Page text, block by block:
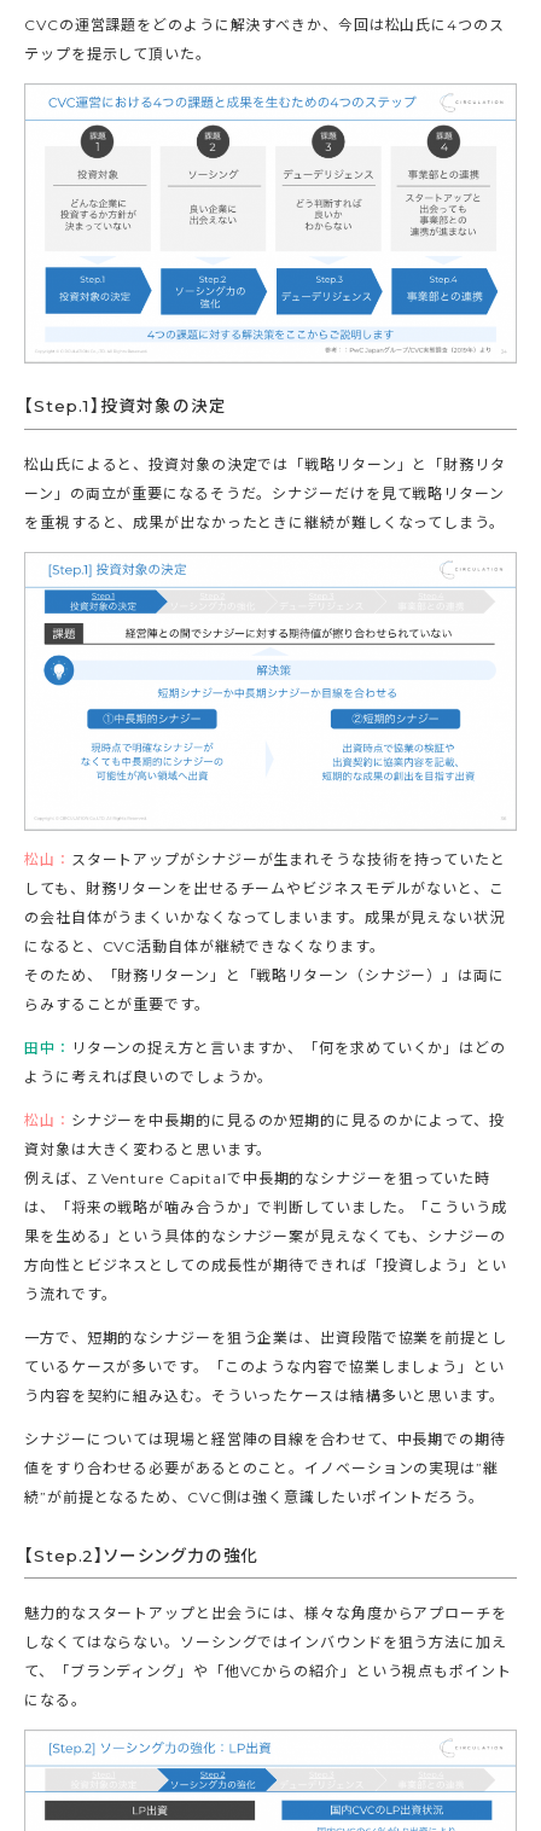
CVCの運営課題をどのように解決すべきか、今回は松山氏に4つのス
テップを提示して頂いた。
【Step.1】投資対象の決定
松山氏によると、投資対象の決定では「戦略リターン」と「財務リタ
ーン」の両立が重要になるそうだ。シナジーだけを見て戦略リターン
を重視すると、成果が出なかったときに継続が難しくなってしまう。
松山： スタートアップがシナジーが生まれそうな技術を持っていたと
しても、財務リターンを出せるチームやビジネスモデルがないと、こ
の会社自体がうまくいかなくなってしまいます。成果が見えない状況
になると、CVC活動自体が継続できなくなります。
そのため、「財務リターン」と「戦略リターン（シナジー）」は両に
らみすることが重要です。
田中： リターンの捉え方と言いますか、「何を求めていくか」はどの
ように考えれば良いのでしょうか。
松山： シナジーを中長期的に見るのか短期的に見るのかによって、投
資対象は大きく変わると思います。
例えば、Z Venture Capitalで中長期的なシナジーを狙っていた時
は、「将来の戦略が噛み合うか」で判断していました。「こういう成
果を生める」という具体的なシナジー案が見えなくても、シナジーの
方向性とビジネスとしての成長性が期待できれば「投資しよう」とい
う流れです。
一方で、短期的なシナジーを狙う企業は、出資段階で協業を前提とし
ているケースが多いです。「このような内容で協業しましょう」とい
う内容を契約に組み込む。そういったケースは結構多いと思います。
シナジーについては現場と経営陣の目線を合わせて、中長期での期待
値をすり合わせる必要があるとのこと。イノベーションの実現は”継
続”が前提となるため、CVC側は強く意識したいポイントだろう。
【Step.2】ソーシング力の強化
魅力的なスタートアップと出会うには、様々な角度からアプローチを
しなくてはならない。ソーシングではインバウンドを狙う方法に加え
て、「ブランディング」や「他VCからの紹介」という視点もポイント
になる。